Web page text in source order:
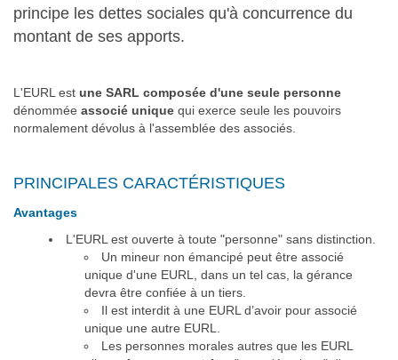
principe les dettes sociales qu'à concurrence du
montant de ses apports.
L'EURL est une SARL composée d'une seule personne
dénommée associé unique qui exerce seule les pouvoirs
normalement dévolus à l'assemblée des associés.
PRINCIPALES CARACTÉRISTIQUES
Avantages
L'EURL est ouverte à toute "personne" sans distinction.
Un mineur non émancipé peut être associé
unique d'une EURL, dans un tel cas, la gérance
devra être confiée à un tiers.
Il est interdit à une EURL d’avoir pour associé
unique une autre EURL.
Les personnes morales autres que les EURL